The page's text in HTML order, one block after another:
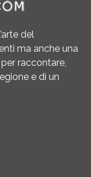
del
ma anche una
raccontare,
e di un